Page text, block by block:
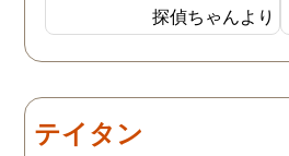
しで非常に満足していま
す。調査が終わった後もし
っかりとサポートしていた
になりました。さすが調査
のプロフェッショナルだと
探偵ちゃんより
テイタン